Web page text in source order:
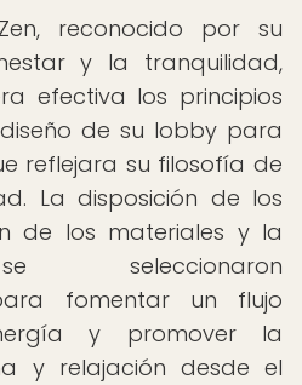
reconocido por su
y la tranquilidad,
efectiva los principios
de su lobby para
reflejara su filosofía de
La disposición de los
de los materiales y la
seleccionaron
fomentar un flujo
y promover la
y relajación desde el